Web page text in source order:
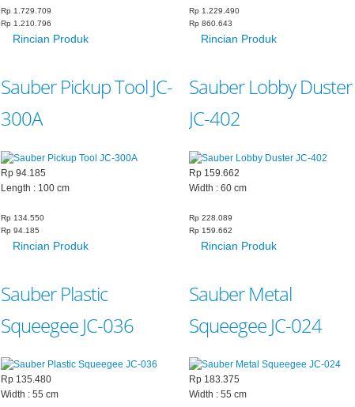
Rp 1.729.709
Rp 1.210.796
Rincian Produk
Rp 1.229.490
Rp 860.643
Rincian Produk
Sauber Pickup Tool JC-
300A
Rp 94.185
Length : 100 cm
Rp 134.550
Rp 94.185
Rincian Produk
Sauber Lobby Duster
JC-402
Rp 159.662
Width : 60 cm
Rp 228.089
Rp 159.662
Rincian Produk
Sauber Plastic
Squeegee JC-036
Rp 135.480
Width : 55 cm
Sauber Metal
Squeegee JC-024
Rp 183.375
Width : 55 cm